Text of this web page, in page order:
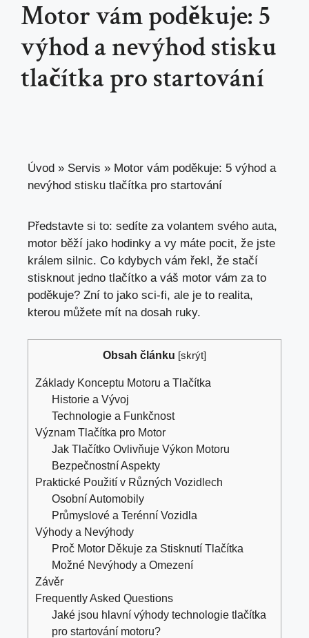
Motor vám poděkuje: 5
výhod a nevýhod stisku
tlačítka pro startování
Úvod » Servis » Motor vám poděkuje: 5 výhod a
nevýhod stisku tlačítka pro startování
Představte si to: sedíte za volantem svého auta,
motor běží jako hodinky a vy máte pocit, že jste
králem silnic. Co kdybych vám řekl, že stačí
stisknout jedno tlačítko a váš motor vám za to
poděkuje? Zní to jako sci-fi, ale je to realita,
kterou můžete mít na dosah ruky.
Obsah článku [skrýt]
Základy Konceptu Motoru a Tlačítka
Historie a Vývoj
Technologie a Funkčnost
Význam Tlačítka pro Motor
Jak Tlačítko Ovlivňuje Výkon Motoru
Bezpečnostní Aspekty
Praktické Použití v Různých Vozidlech
Osobní Automobily
Průmyslové a Terénní Vozidla
Výhody a Nevýhody
Proč Motor Děkuje za Stisknutí Tlačítka
Možné Nevýhody a Omezení
Závěr
Frequently Asked Questions
Jaké jsou hlavní výhody technologie tlačítka
pro startování motoru?